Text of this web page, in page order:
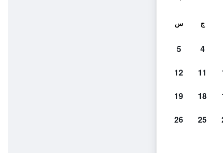
ج س
4
5
11
12
18
19
25
26